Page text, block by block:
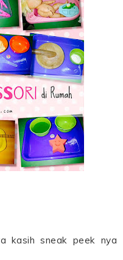
kasih sneak peek nya